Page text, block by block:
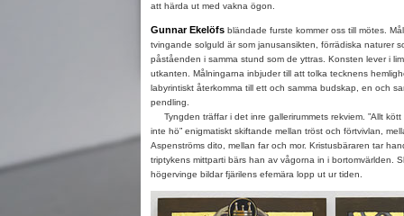
att härda ut med vakna ögon.
Gunnar Ekelöfsbländade furste kommer oss till mötes.
tvingande solguld är som janusansikten, förrädiska naturer
påståenden i samma stund som de yttras. Konsten lever i
utkanten. Målningarna inbjuder till att tolka tecknens
labyrintiskt återkomma till ett och samma budskap, en och
pendling.
Tyngden träffar i det inre gallerirummets rekviem. ”Allt kött
inte hö” enigmatiskt skiftande mellan tröst och förtvivlan,
Aspenströms dito, mellan far och mor. Kristusbäraren tar
triptykens mittparti bärs han av vågorna in i bortomvärlden.
högervinge bildar fjärilens efemära lopp ut ur tiden.